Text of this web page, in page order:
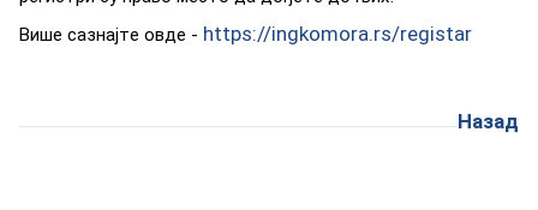
Вишe сaзнajтe oвдe - https://ingkomora.rs/registar
Назад